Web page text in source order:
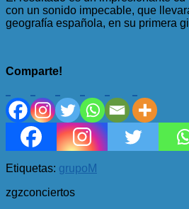
con un sonido impecable, que
geografía española, en su primera
Comparte!
Etiquetas: grupo M
zgzconciertos